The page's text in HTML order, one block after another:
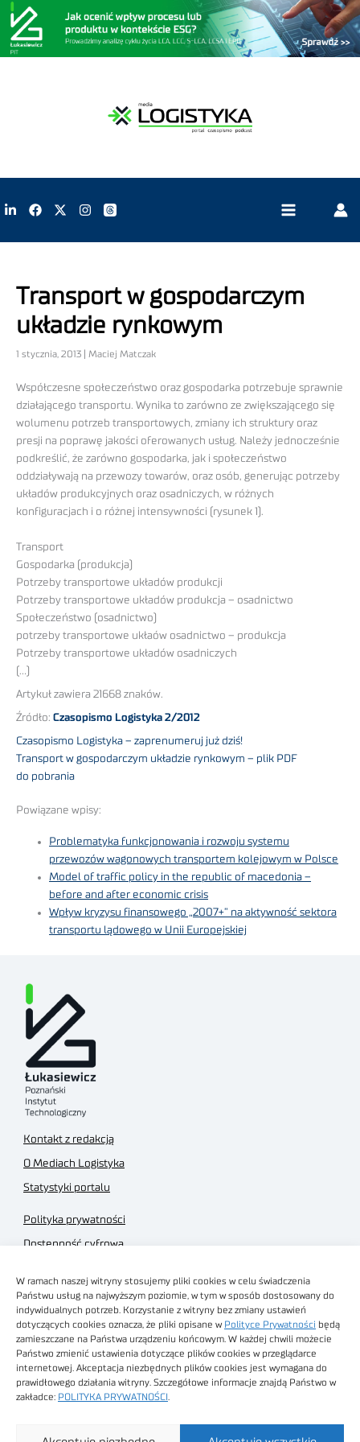
W ramach naszej witryny stosujemy pliki cookies w celu świadczenia
Państwu usług na najwyższym poziomie, w tym w sposób dostosowany do
indywidualnych potrzeb. Korzystanie z witryny bez zmiany ustawień
dotyczących cookies oznacza, że pliki opisane w Polityce Prywatności będą
zamieszczane na Państwa urządzeniu końcowym. W każdej chwili możecie
Państwo zmienić ustawienia dotyczące plików cookies w przeglądarce
internetowej. Akceptacja niezbędnych plików cookies jest wymagana do
prawidłowego działania witryny. Szczegółowe informacje znajdą Państwo w
zakładce: POLITYKA PRYWATNOŚCI
Transport w gospodarczym
układzie rynkowym
1 stycznia, 2013 | Maciej Matczak
Współczesne społeczeństwo oraz gospodarka potrzebuje sprawnie
działającego transportu. Wynika to zarówno ze zwiększającego się
wolumenu potrzeb transportowych, zmiany ich struktury oraz
presji na poprawę jakości oferowanych usług. Należy jednocześnie
podkreślić, że zarówno gospodarka, jak i społeczeństwo
oddziaływają na przewozy towarów, oraz osób, generując potrzeby
układów produkcyjnych oraz osadniczych, w różnych
konfiguracjach i o różnej intensywności (rysunek 1).
Transport
Gospodarka (produkcja)
Potrzeby transportowe układów produkcji
Potrzeby transportowe układów produkcja – osadnictwo
Społeczeństwo (osadnictwo)
potrzeby transportowe ukłaów osadnictwo – produkcja
Potrzeby transportowe układów osadniczych
(…)
Artykuł zawiera 21668 znaków.
Źródło: Czasopismo Logistyka 2/2012
Czasopismo Logistyka – zaprenumeruj już dziś!
Transport w gospodarczym układzie rynkowym – plik PDF
do pobrania
Powiązane wpisy:
Problematyka funkcjonowania i rozwoju systemu
przewozów wagonowych transportem kolejowym w Polsce
Model of traffic policy in the republic of macedonia –
before and after economic crisis
Wpływ kryzysu finansowego „2007+” na aktywność sektora
transportu lądowego w Unii Europejskiej
Kontakt z redakcją
O Mediach Logistyka
Statystyki portalu
Polityka prywatności
Dostępność cyfrowa
Regulamin sklepu
Obrazy stockowe
autorstwa